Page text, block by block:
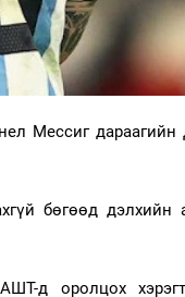
Мессиг
бөгөөд дэлхийн
д оролцох